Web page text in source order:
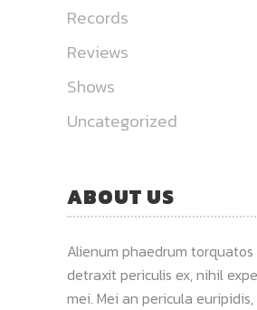
Records
Reviews
Shows
Uncategorized
ABOUT US
Alienum phaedrum torquatos
detraxit periculis ex, nihil
mei. Mei an pericula